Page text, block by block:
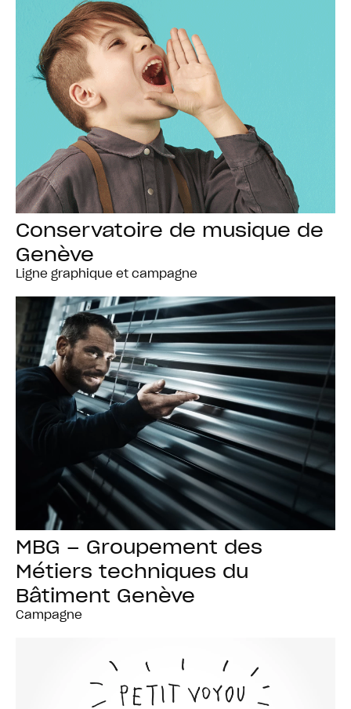
Conservatoire de musique de
Genève
Ligne graphique et campagne
MBG – Groupement des
Métiers techniques du
Bâtiment Genève
Campagne